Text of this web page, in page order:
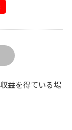
益を得ている場